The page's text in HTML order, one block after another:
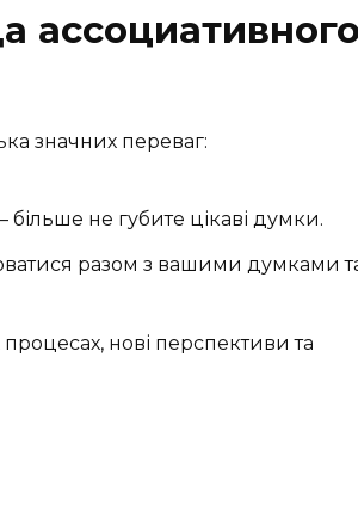
ассоциативного
значних переваг:
більше не губите цікаві думки.
разом з вашими думками
нові перспективи та